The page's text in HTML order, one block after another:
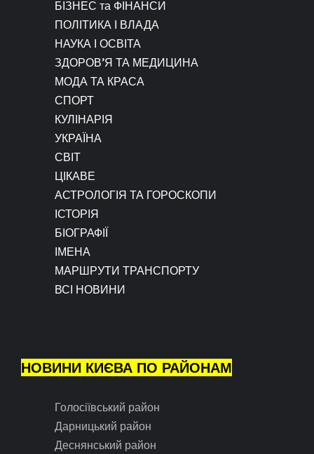
БІЗНЕС та ФІНАНСИ
ПОЛІТИКА І ВЛАДА
НАУКА І ОСВІТА
ЗДОРОВ’Я ТА МЕДИЦИНА
МОДА ТА КРАСА
СПОРТ
КУЛІНАРІЯ
УКРАЇНА
СВІТ
ЦІКАВЕ
АСТРОЛОГІЯ ТА ГОРОСКОПИ
ІСТОРІЯ
БІОГРАФІЇ
ІМЕНА
МАРШРУТИ ТРАНСПОРТУ
ВСІ НОВИНИ
НОВИНИ КИЄВА ПО РАЙОНАМ
Голосіївський район
Дарницький район
Деснянський район